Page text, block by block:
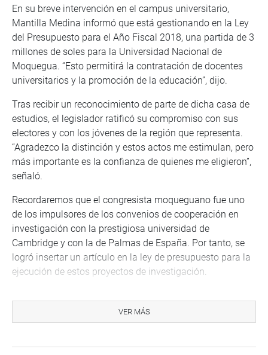
En su breve intervención en el campus universitario,
Mantilla Medina informó que está gestionando en la Ley
del Presupuesto para el Año Fiscal 2018, una partida de 3
millones de soles para la Universidad Nacional de
Moquegua. “Esto permitirá la contratación de docentes
universitarios y la promoción de la educación”, dijo.
Tras recibir un reconocimiento de parte de dicha casa de
estudios, el legislador ratificó su compromiso con sus
electores y con los jóvenes de la región que representa.
“Agradezco la distinción y estos actos me estimulan, pero
más importante es la confianza de quienes me eligieron”,
señaló.
Recordaremos que el congresista moqueguano fue uno
de los impulsores de los convenios de cooperación en
investigación con la prestigiosa universidad de
Cambridge y con la de Palmas de España. Por tanto, se
logró insertar un artículo en la ley de presupuesto para la
ejecución de estos proyectos de investigación.
universidad el Cite pesquero y el Cite agroindustrial para
Ilo, que junto con rector Washington Zevallos y el
VER MÁS